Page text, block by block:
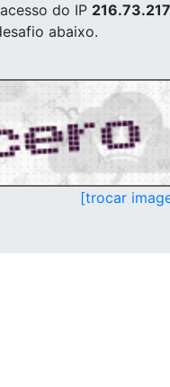
do IP
abaixo.
[trocar